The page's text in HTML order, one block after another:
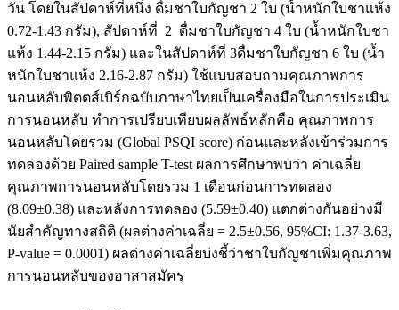
วัน โดยในสัปดาห์ที่หนึ่ง ดื่มชาใบกัญชา 2 ใบ (น้ำหนักใบชาแห้ง
0.72-1.43 กรัม), สัปดาห์ที่ 2 ดื่มชาใบกัญชา 4 ใบ (น้ำหนักใบชา
แห้ง 1.44-2.15 กรัม) และในสัปดาห์ที่ 3ดื่มชาใบกัญชา 6 ใบ (น้ำ
หนักใบชาแห้ง 2.16-2.87 กรัม) ใช้แบบสอบถามคุณภาพการ
นอนหลับพิตตส์เบิร์กฉบับภาษาไทยเป็นเครื่องมือในการประเมิน
การนอนหลับ ทำการเปรียบเทียบผลลัพธ์หลักคือ คุณภาพการ
นอนหลับโดยรวม (Global PSQI score) ก่อนและหลังเข้าร่วมการ
ทดลองด้วย Paired sample T-test ผลการศึกษาพบว่า ค่าเฉลี่ย
คุณภาพการนอนหลับโดยรวม 1 เดือนก่อนการทดลอง
(8.09±0.38) และหลังการทดลอง (5.59±0.40) แตกต่างกันอย่างมี
นัยสำคัญทางสถิติ (ผลต่างค่าเฉลี่ย = 2.5±0.56, 95%CI: 1.37-3.63,
P-value = 0.0001) ผลต่างค่าเฉลี่ยบ่งชี้ว่าชาใบกัญชาเพิ่มคุณภาพ
การนอนหลับของอาสาสมัคร